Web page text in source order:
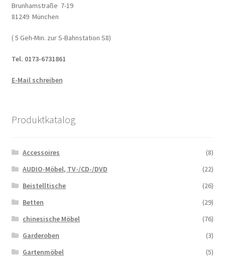
Brunhamstraße 7-19
81249 München
( 5 Geh-Min. zur S-Bahnstation S8)
Tel. 0173-6731861
E-Mail schreiben
Produktkatalog
Accessoires
(8)
AUDIO-Möbel, TV-/CD-/DVD
(22)
Beistelltische
(26)
Betten
(29)
chinesische Möbel
(76)
Garderoben
(3)
Gartenmöbel
(5)